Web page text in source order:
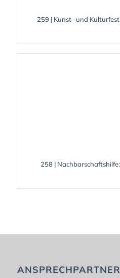
259 | Kunst- und
258 |
ANSPRECHPARTNER